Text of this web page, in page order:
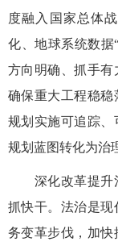
度融入国家总体
化、地球系统数据
方向明确、抓手有
确保重大工程稳
规划实施可追踪、
规划蓝图转化为治
深化改革提升治
抓快干。法治是
务变革步伐，加